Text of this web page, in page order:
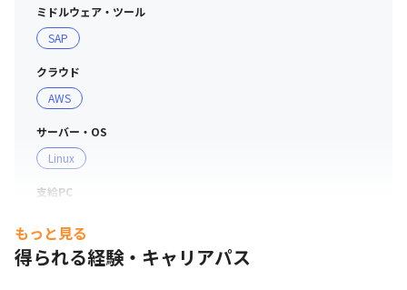
■社内コミュニケーション
・各拠点で任意の参加で定期的にイベントや飲み会を行っ
ており,中途入社でもすぐに馴染める環境です。
ミドルウェア・ツール
SAP
クラウド
AWS
サーバー・OS
Linux
支給PC
もっと見る
得られる経験・キャリアパス